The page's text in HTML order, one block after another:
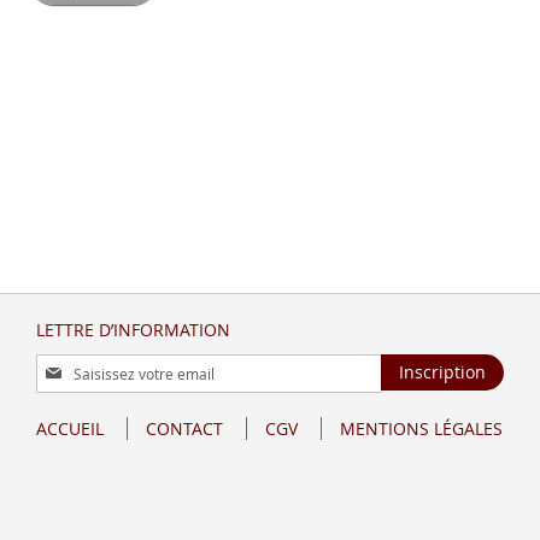
LETTRE D’INFORMATION
Inscription
à
lettre
Inscription
ACCUEIL CONTACT CGV MENTIONS LÉGALES